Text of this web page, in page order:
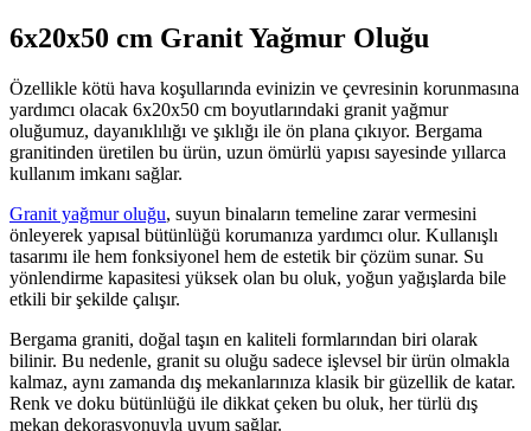
6x20x50 cm Granit Yağmur Oluğu
Özellikle kötü hava koşullarında evinizin ve çevresinin korunmasına
yardımcı olacak 6x20x50 cm boyutlarındaki granit yağmur
oluğumuz, dayanıklılığı ve şıklığı ile ön plana çıkıyor. Bergama
granitinden üretilen bu ürün, uzun ömürlü yapısı sayesinde yıllarca
kullanım imkanı sağlar.
Granit yağmur oluğu, suyun binaların temeline zarar vermesini
önleyerek yapısal bütünlüğü korumanıza yardımcı olur. Kullanışlı
tasarımı ile hem fonksiyonel hem de estetik bir çözüm sunar. Su
yönlendirme kapasitesi yüksek olan bu oluk, yoğun yağışlarda bile
etkili bir şekilde çalışır.
Bergama graniti, doğal taşın en kaliteli formlarından biri olarak
bilinir. Bu nedenle, granit su oluğu sadece işlevsel bir ürün olmakla
kalmaz, aynı zamanda dış mekanlarınıza klasik bir güzellik de katar.
Renk ve doku bütünlüğü ile dikkat çeken bu oluk, her türlü dış
mekan dekorasyonuyla uyum sağlar.